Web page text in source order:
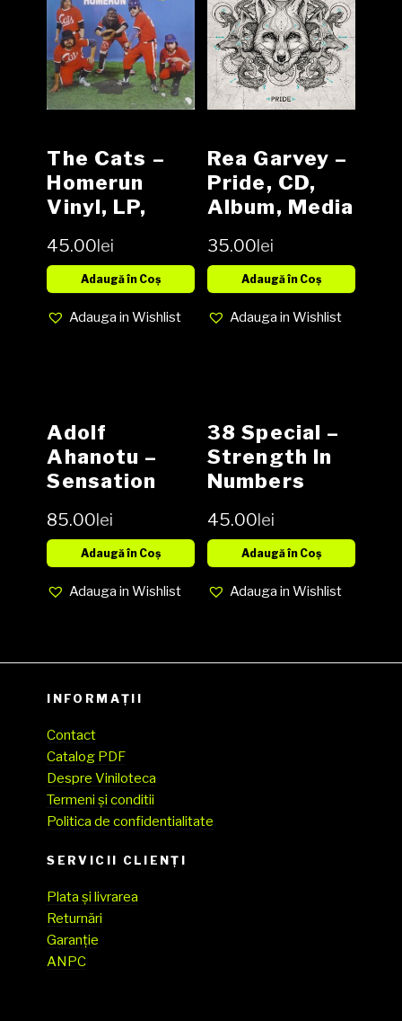
The Cats ‎–
Homerun
Vinyl, LP,
EX cover VG
(SH)
45.00lei
Adaugă în Coș
Adauga in Wishlist
Rea Garvey –
Pride, CD,
Album, Media
35.00lei
Adaugă în Coș
Adauga in Wishlist
Adolf
Ahanotu ‎–
Sensation
Album,
Reissue NOU
85.00lei
Adaugă în Coș
Adauga in Wishlist
38 Special ‎–
Strength In
Numbers
Album media
EX cover G+
45.00lei
Adaugă în Coș
Adauga in Wishlist
INFORMAȚII
Contact
Catalog PDF
Despre Viniloteca
Termeni și conditii
Politica de confidentialitate
SERVICII CLIENŢI
Plata și livrarea
Returnări
Garanție
ANPC